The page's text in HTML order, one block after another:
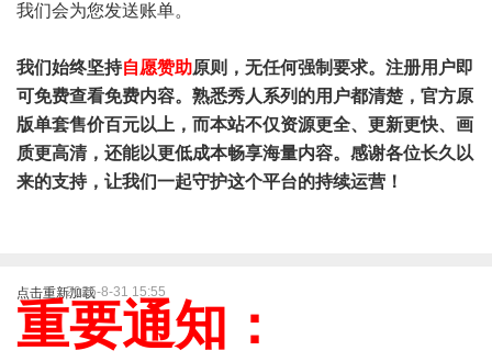
我们会为您发送账单。
我们始终坚持自愿赞助原则，无任何强制要求。注册用户即
可免费查看免费内容。熟悉秀人系列的用户都清楚，官方原
版单套售价百元以上，而本站不仅资源更全、更新更快、画
质更高清，还能以更低成本畅享海量内容。感谢各位长久以
来的支持，让我们一起守护这个平台的持续运营！
点击重新加载2025-8-31 15:55
重要通知：